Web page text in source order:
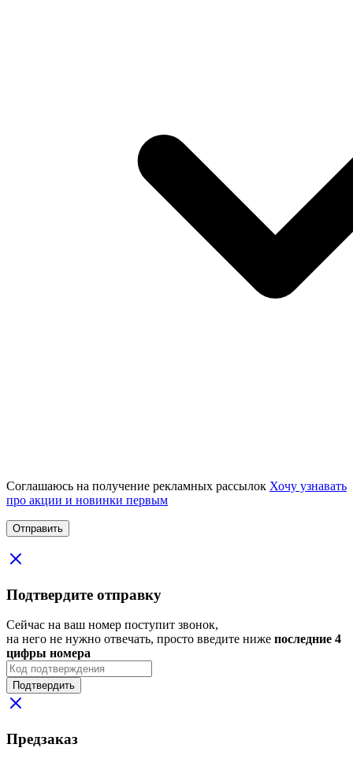
Соглашаюсь на получение рекламных рассылок Хочу узнавать
про акции и новинки первым
Подтвердите отправку
Сейчас на ваш номер поступит звонок,
на него не нужно отвечать, просто введите ниже последние 4
цифры номера
Подтвердить
Предзаказ